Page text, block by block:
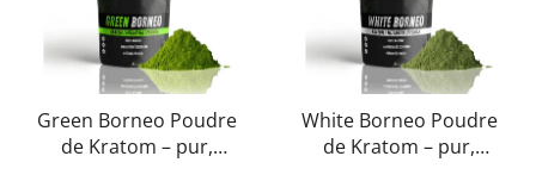
Green Borneo Poudre
de Kratom – pur,
White Borneo Poudre
de Kratom – pur,